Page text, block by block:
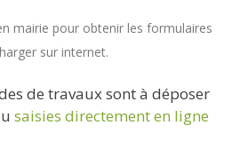
mairie pour obtenir les formulaires
sur internet.
de travaux sont à déposer
saisies directement en ligne